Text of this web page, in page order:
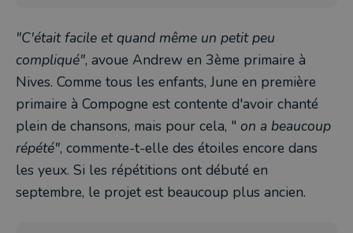
"C'était facile et quand même un petit peu
compliqué", avoue Andrew en 3ème primaire à
Nives. Comme tous les enfants, June en première
primaire à Compogne est contente d'avoir chanté
plein de chansons, mais pour cela, " on a beaucoup
répété", commente-t-elle des étoiles encore dans
les yeux. Si les répétitions ont débuté en
septembre, le projet est beaucoup plus ancien.